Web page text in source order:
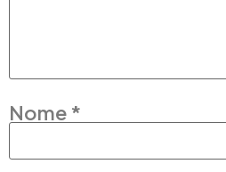
Nome *